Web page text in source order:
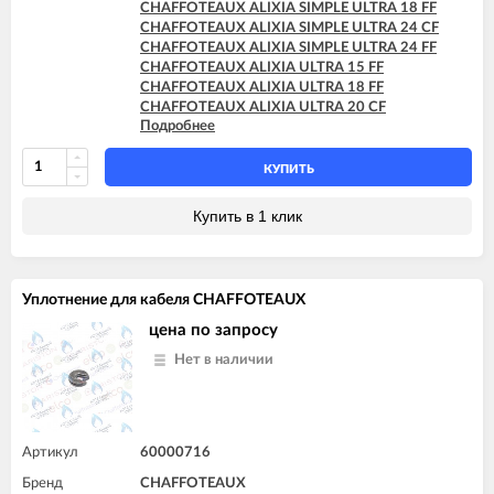
CHAFFOTEAUX TALIA SYSTEM 35 FF
CHAFFOTEAUX ALIXIA SIMPLE ULTRA 18 FF
CHAFFOTEAUX ALIXIA SIMPLE ULTRA 24 CF
CHAFFOTEAUX ALIXIA SIMPLE ULTRA 24 FF
CHAFFOTEAUX ALIXIA ULTRA 15 FF
CHAFFOTEAUX ALIXIA ULTRA 18 FF
CHAFFOTEAUX ALIXIA ULTRA 20 CF
CHAFFOTEAUX ALIXIA ULTRA 20 FF
CHAFFOTEAUX ALIXIA ULTRA 24 CF
CHAFFOTEAUX ALIXIA ULTRA 24 FF
CHAFFOTEAUX INOA ULTRA 24 FF
CHAFFOTEAUX PIGMA ULTRA 25 FF
CHAFFOTEAUX PIGMA ULTRA SYSTEM 25 CF
CHAFFOTEAUX PIGMA ULTRA SYSTEM 25 FF
CHAFFOTEAUX PIGMA ULTRA SYSTEM 35 FF
Подробнее
КУПИТЬ
Купить в 1 клик
Уплотнение для кабеля CHAFFOTEAUX
цена по запросу
Нет в наличии
Артикул 60000716
Бренд CHAFFOTEAUX